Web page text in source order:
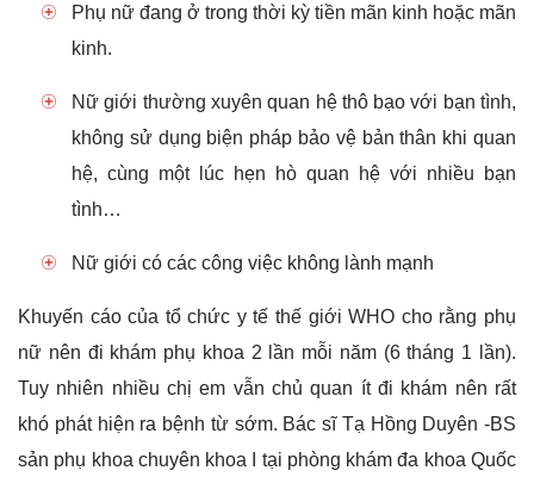
Phụ nữ đang ở trong thời kỳ tiền mãn kinh hoặc mãn
kinh.
Nữ giới thường xuyên quan hệ thô bạo với bạn tình,
không sử dụng biện pháp bảo vệ bản thân khi quan
hệ, cùng một lúc hẹn hò quan hệ với nhiều bạn
tình…
Nữ giới có các công việc không lành mạnh
Khuyến cáo của tổ chức y tế thế giới WHO cho rằng phụ
nữ nên đi khám phụ khoa 2 lần mỗi năm (6 tháng 1 lần).
Tuy nhiên nhiều chị em vẫn chủ quan ít đi khám nên rất
khó phát hiện ra bệnh từ sớm. Bác sĩ Tạ Hồng Duyên -BS
sản phụ khoa chuyên khoa I tại phòng khám đa khoa Quốc